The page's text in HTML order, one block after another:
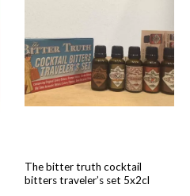
The bitter truth cocktail
bitters traveler’s set 5x2cl